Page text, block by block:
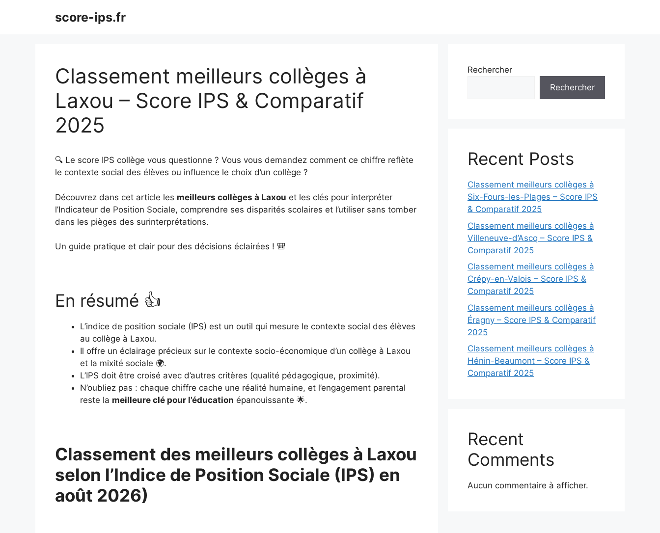
score-ips.fr
Classement meilleurs collèges à
Laxou – Score IPS & Comparatif
2025
🔍 Le score IPS collège vous questionne ? Vous vous demandez comment ce chiffre reflète
le contexte social des élèves ou influence le choix d’un collège ?
Découvrez dans cet article les meilleurs collèges à Laxou et les clés pour interpréter
l’Indicateur de Position Sociale, comprendre ses disparités scolaires et l’utiliser sans tomber
dans les pièges des surinterprétations.
Un guide pratique et clair pour des décisions éclairées ! 🎒
En résumé 👍
L’indice de position sociale (IPS) est un outil qui mesure le contexte social des élèves
au collège à Laxou.
Il offre un éclairage précieux sur le contexte socio-économique d’un collège à Laxou
et la mixité sociale 🌍.
L’IPS doit être croisé avec d’autres critères (qualité pédagogique, proximité).
N’oubliez pas : chaque chiffre cache une réalité humaine, et l’engagement parental
reste la meilleure clé pour l’éducation épanouissante 🌟.
Classement des meilleurs collèges à Laxou
selon l’Indice de Position Sociale (IPS) en
août 2026)
Rechercher
Rechercher
Recent Posts
Classement meilleurs collèges à
Six-Fours-les-Plages – Score IPS
& Comparatif 2025
Classement meilleurs collèges à
Villeneuve-d’Ascq – Score IPS &
Comparatif 2025
Classement meilleurs collèges à
Crépy-en-Valois – Score IPS &
Comparatif 2025
Classement meilleurs collèges à
Éragny – Score IPS & Comparatif
2025
Classement meilleurs collèges à
Hénin-Beaumont – Score IPS &
Comparatif 2025
Recent
Comments
Aucun commentaire à afficher.